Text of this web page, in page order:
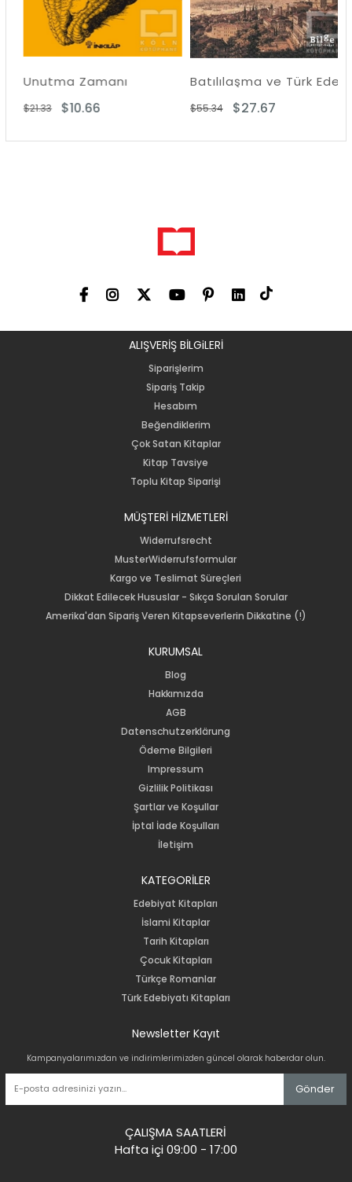
Unutma Zamanı
$10.66
$21.33
Batılılaşma ve Türk Edebiyatı
$27.67
$55.34
ALIŞVERİŞ BİLGiLERİ
Siparişlerim
Sipariş Takip
Hesabım
Beğendiklerim
Çok Satan Kitaplar
Kitap Tavsiye
Toplu Kitap Siparişi
MÜŞTERİ HİZMETLERİ
Widerrufsrecht
MusterWiderrufsformular
Kargo ve Teslimat Süreçleri
Dikkat Edilecek Hususlar - Sıkça Sorulan Sorular
Amerika'dan Sipariş Veren Kitapseverlerin Dikkatine (!)
KURUMSAL
Blog
Hakkımızda
AGB
Datenschutzerklärung
Ödeme Bilgileri
Impressum
Gizlilik Politikası
Şartlar ve Koşullar
İptal İade Koşulları
İletişim
KATEGORİLER
Edebiyat Kitapları
İslami Kitaplar
Tarih Kitapları
Çocuk Kitapları
Türkçe Romanlar
Türk Edebiyatı Kitapları
Newsletter Kayıt
Kampanyalarımızdan ve indirimlerimizden güncel olarak haberdar olun.
Gönder
ÇALIŞMA SAATLERİ
Hafta içi 09:00 - 17:00